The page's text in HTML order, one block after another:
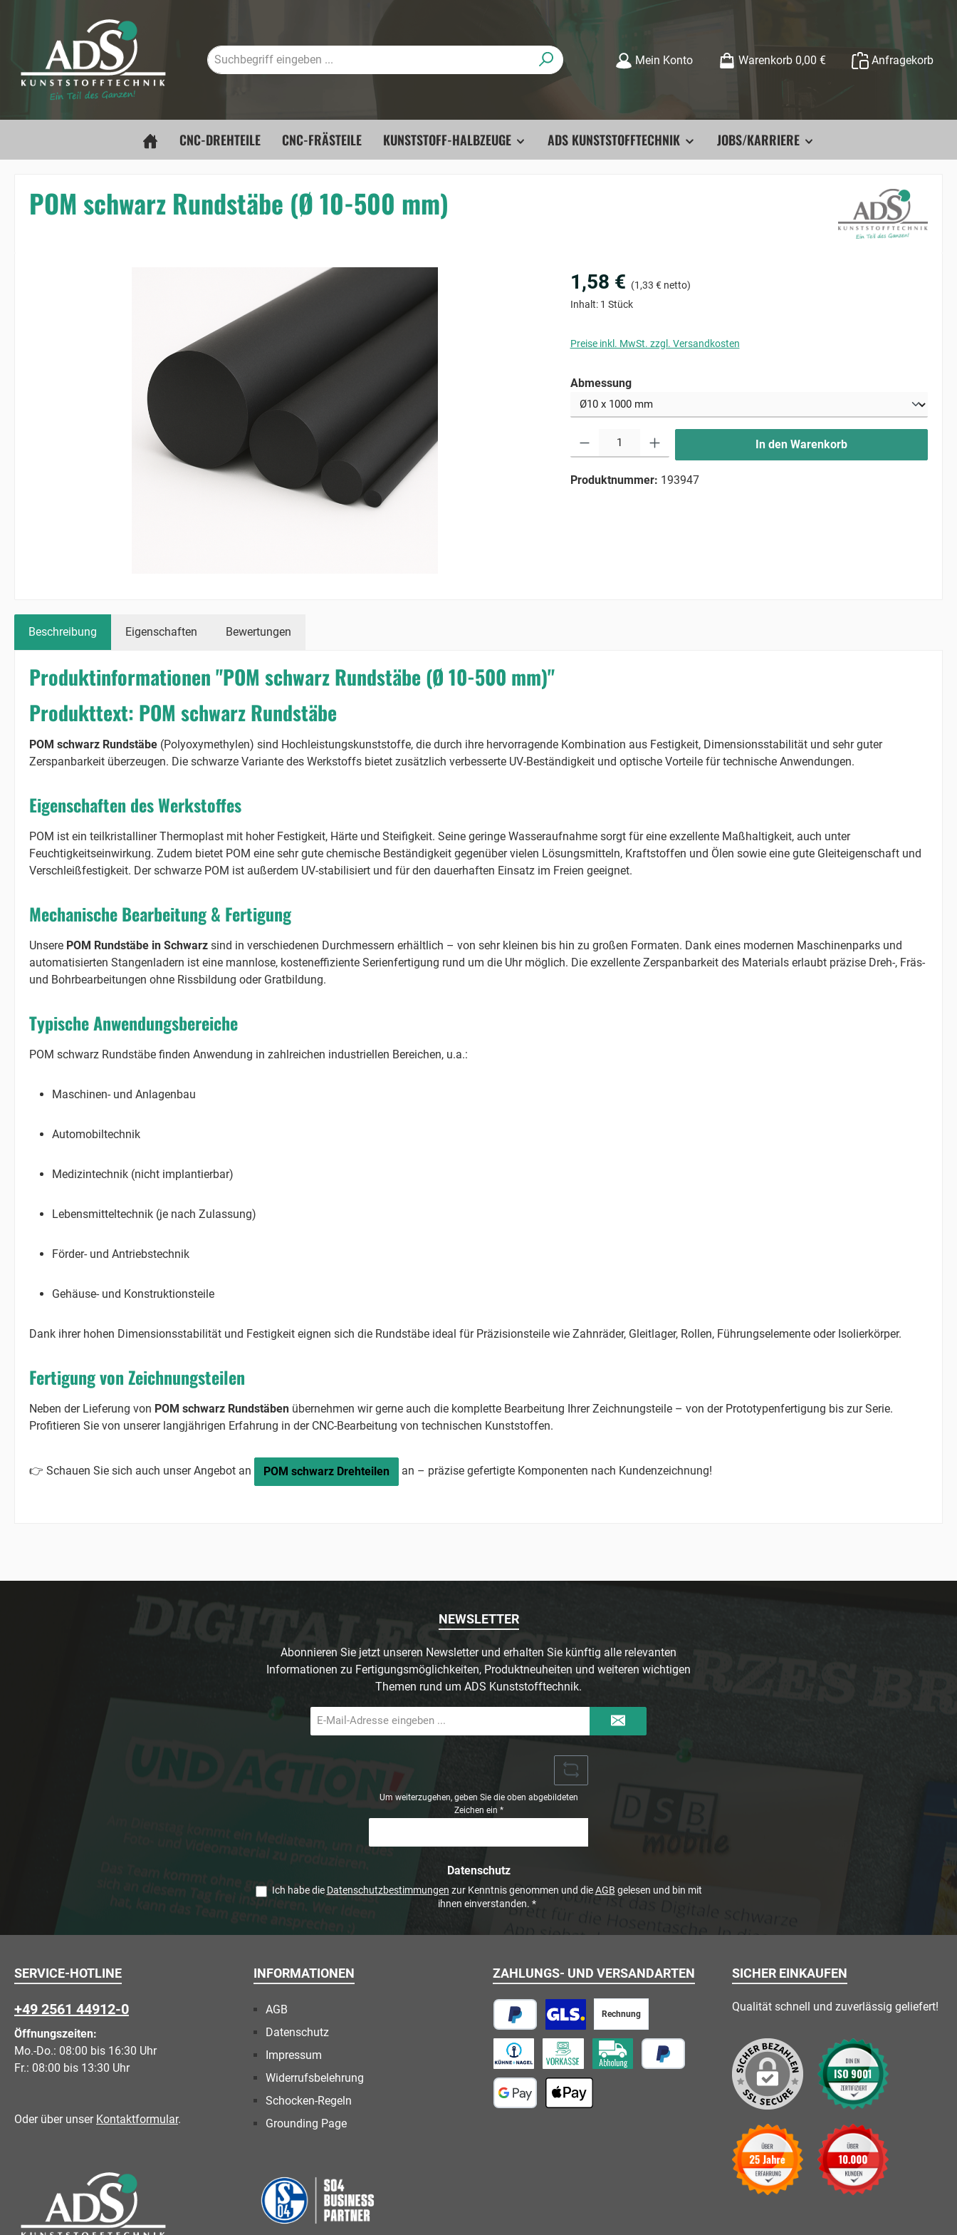
Zur Hauptnavigation springen
Mein Konto Warenkorb 0,00 € Anfragekorb
CNC-DREHTEILE CNC-FRÄSTEILE KUNSTSTOFF-HALBZEUGE ADS KUNSTSTOFFTECHNIK JOBS/KARRIERE
POM schwarz Rundstäbe (Ø 10-500 mm)
1,58 € (1,33 € netto)
Inhalt: 1 Stück
Preise inkl. MwSt. zzgl. Versandkosten
Abmessungauswählen
In den Warenkorb
Produktnummer: 193947
Beschreibung Eigenschaften Bewertungen
Produktinformationen "POM schwarz Rundstäbe (Ø 10-500 mm)"
Produkttext: POM schwarz Rundstäbe
POM schwarz Rundstäbe (Polyoxymethylen) sind Hochleistungskunststoffe, die durch ihre hervorragende Kombination aus Festigkeit, Dimensionsstabilität und sehr guter
Zerspanbarkeit überzeugen. Die schwarze Variante des Werkstoffs bietet zusätzlich verbesserte UV-Beständigkeit und optische Vorteile für technische Anwendungen.
Eigenschaften des Werkstoffes
POM ist ein teilkristalliner Thermoplast mit hoher Festigkeit, Härte und Steifigkeit. Seine geringe Wasseraufnahme sorgt für eine exzellente Maßhaltigkeit, auch unter
Feuchtigkeitseinwirkung. Zudem bietet POM eine sehr gute chemische Beständigkeit gegenüber vielen Lösungsmitteln, Kraftstoffen und Ölen sowie eine gute Gleiteigenschaft und
Verschleißfestigkeit. Der schwarze POM ist außerdem UV-stabilisiert und für den dauerhaften Einsatz im Freien geeignet.
Mechanische Bearbeitung & Fertigung
Unsere POM Rundstäbe in Schwarz sind in verschiedenen Durchmessern erhältlich – von sehr kleinen bis hin zu großen Formaten. Dank eines modernen Maschinenparks und
automatisierten Stangenladern ist eine mannlose, kosteneffiziente Serienfertigung rund um die Uhr möglich. Die exzellente Zerspanbarkeit des Materials erlaubt präzise Dreh-, Fräs-
und Bohrbearbeitungen ohne Rissbildung oder Gratbildung.
Typische Anwendungsbereiche
POM schwarz Rundstäbe finden Anwendung in zahlreichen industriellen Bereichen, u.a.:
Maschinen- und Anlagenbau
Automobiltechnik
Medizintechnik (nicht implantierbar)
Lebensmitteltechnik (je nach Zulassung)
Förder- und Antriebstechnik
Gehäuse- und Konstruktionsteile
Dank ihrer hohen Dimensionsstabilität und Festigkeit eignen sich die Rundstäbe ideal für Präzisionsteile wie Zahnräder, Gleitlager, Rollen, Führungselemente oder Isolierkörper.
Fertigung von Zeichnungsteilen
Neben der Lieferung von POM schwarz Rundstäben übernehmen wir gerne auch die komplette Bearbeitung Ihrer Zeichnungsteile – von der Prototypenfertigung bis zur Serie.
Profitieren Sie von unserer langjährigen Erfahrung in der CNC-Bearbeitung von technischen Kunststoffen.
👉 Schauen Sie sich auch unser Angebot an POM schwarz Drehteilen an – präzise gefertigte Komponenten nach Kundenzeichnung!
NEWSLETTER
Abonnieren Sie jetzt unseren Newsletter und erhalten Sie künftig alle relevanten
Informationen zu Fertigungsmöglichkeiten, Produktneuheiten und weiteren wichtigen
Themen rund um ADS Kunststofftechnik.
Mail-
Adresse
Um weiterzugehen, geben Sie die oben abgebildeten
Zeichen ein *
Datenschutz
Ich habe die Datenschutzbestimmungen zur Kenntnis genommen und dieAGB gelesen und bin mit
ihnen einverstanden. *
SERVICE-HOTLINE
+49 2561 44912-0
Öffnungszeiten:
Mo.-Do.: 08:00 bis 16:30 Uhr
Fr.: 08:00 bis 13:30 Uhr
Oder über unser Kontaktformular.
INFORMATIONEN
AGB
Datenschutz
Impressum
Widerrufsbelehrung
Schocken-Regeln
Grounding Page
ZAHLUNGS- UND VERSANDARTEN
PayPal
Rechnung
Vorkasse
Paketversand
Speditionsversand Abholung vor Ort
SICHER EINKAUFEN
Qualität schnell und zuverlässig geliefert!